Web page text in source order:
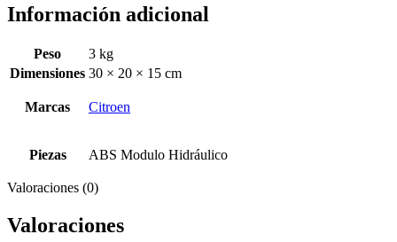
Información adicional
Peso
3 kg
Dimensiones 30 × 20 × 15 cm
Marcas Citroen
Piezas ABS Modulo Hidráulico
Valoraciones (0)
Valoraciones